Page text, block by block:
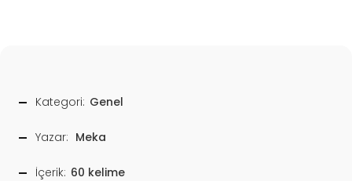
Kategori: Genel
Yazar: Meka
İçerik: 60 kelime